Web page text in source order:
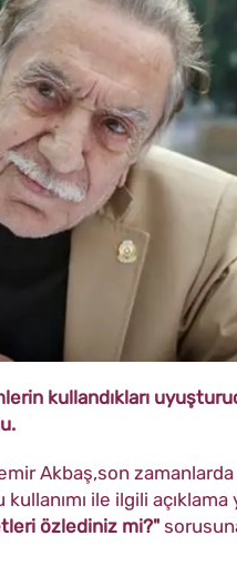
kullandıkları
Akbaş,son
ile ilgili açıklama
özlediniz mi?"